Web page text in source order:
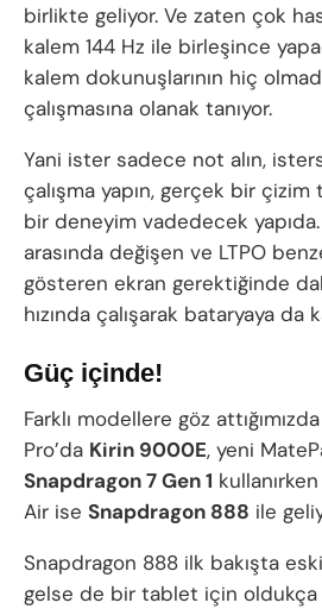
birlikte geliyor. Ve zaten çok
kalem 144 Hz ile birleşince
kalem dokunuşlarının hiç
çalışmasına olanak tanıyor.
Yani ister sadece not alın,
çalışma yapın, gerçek bir
bir deneyim vadedecek yapıda.
arasında değişen ve LTPO
gösteren ekran gerektiğinde
hızında çalışarak bataryaya da
Güç içinde!
Farklı modellere göz
Pro’da Kirin 9000E, yeni
Snapdragon 7 Gen 1
Air ise Snapdragon 888 ile
Snapdragon 888 ilk bakışta
gelse de bir tablet için oldukça